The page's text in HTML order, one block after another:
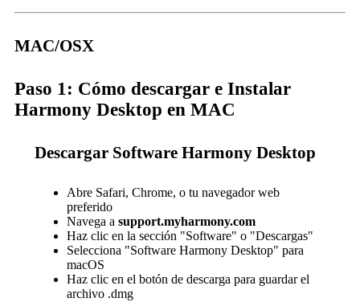
MAC/OSX
Paso 1: Cómo descargar e Instalar
Harmony Desktop en MAC
Descargar Software Harmony Desktop
Abre Safari, Chrome, o tu navegador web
preferido
Navega a support.myharmony.com
Haz clic en la sección "Software" o "Descargas"
Selecciona "Software Harmony Desktop" para
macOS
Haz clic en el botón de descarga para guardar el
archivo .dmg